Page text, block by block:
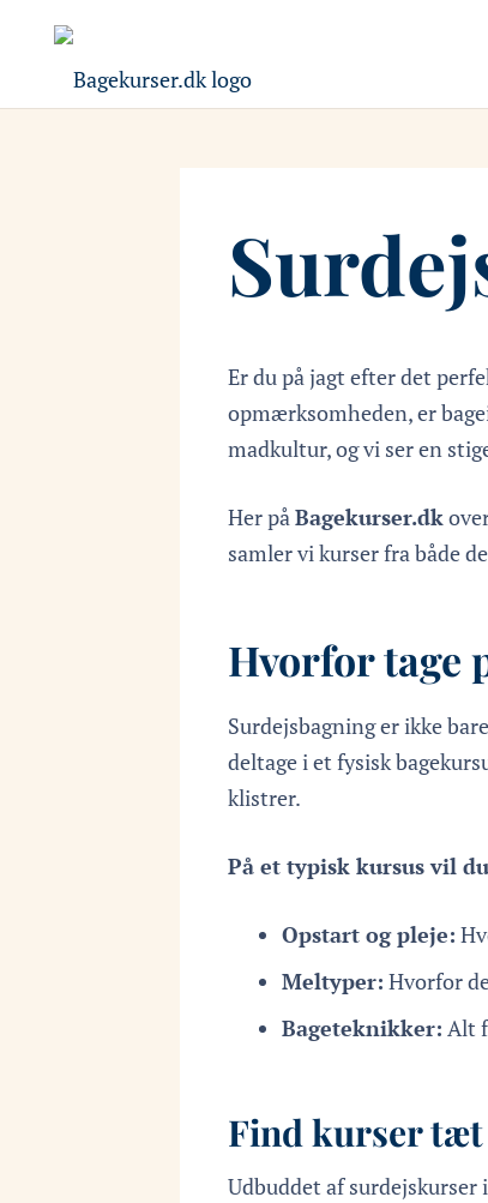
Er du på jagt efter det
opmærksomheden, er
madkultur, og vi ser en
Her påBagekurser.dk
samler vi kurser fra både
Hvorfor tage
Surdejsbagning er ikke
deltage i et fysisk
klistrer.
På et typisk kursus vil
Opstart og pleje:
Meltyper: Hvorfor
Bageteknikker: Alt
Find kurser tæt
Udbuddet af